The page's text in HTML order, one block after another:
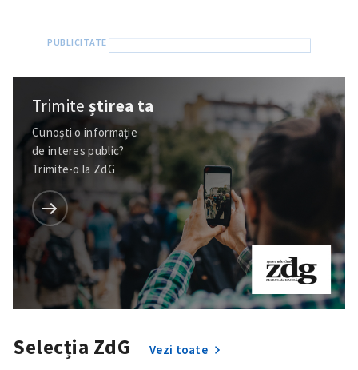
Trimiteștirea ta
Cunoști o informație
de interes public?
Trimite-o la ZdG
Selecția ZdG Vezi toate